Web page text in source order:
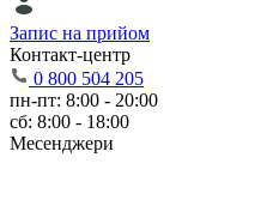
Запис на прийом
Контакт-центр
0 800 504 205
пн-пт: 8:00 - 20:00
сб: 8:00 - 18:00
Месенджери